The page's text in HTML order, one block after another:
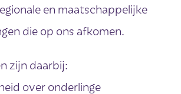
en maatschappelijke
die op ons afkomen.
zijn daarbij:
over onderlinge